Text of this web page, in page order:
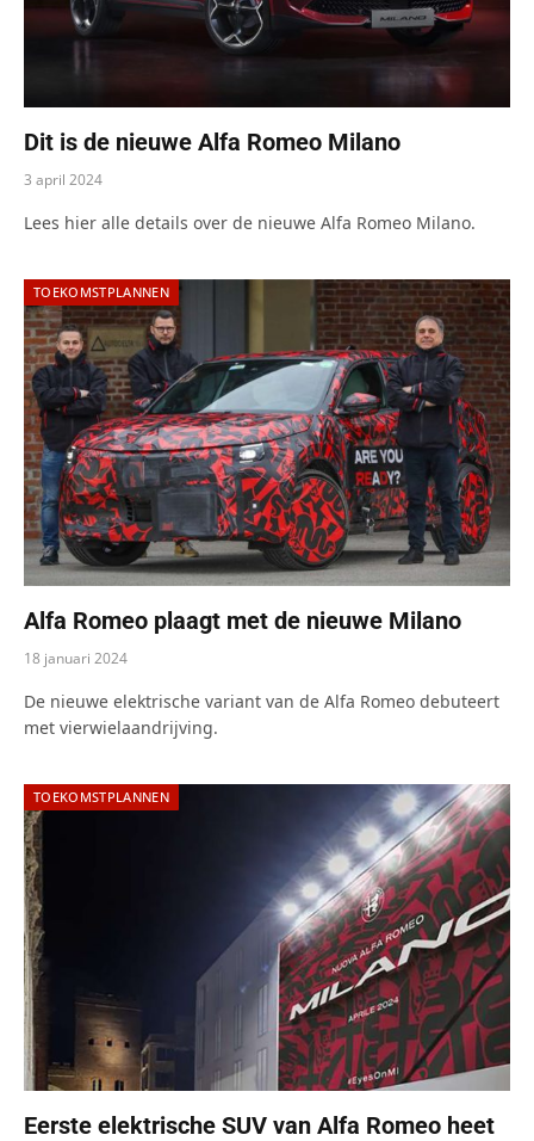
Dit is de nieuwe Alfa Romeo Milano
3 april 2024
Lees hier alle details over de nieuwe Alfa Romeo Milano.
TOEKOMSTPLANNEN
Alfa Romeo plaagt met de nieuwe Milano
18 januari 2024
De nieuwe elektrische variant van de Alfa Romeo debuteert
met vierwielaandrijving.
TOEKOMSTPLANNEN
Eerste elektrische SUV van Alfa Romeo heet